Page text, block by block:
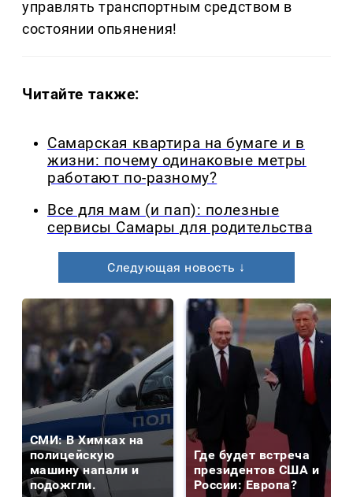
управлять транспортным средством в
состоянии опьянения!
Читайте также:
Самарская квартира на бумаге и в
жизни: почему одинаковые метры
работают по-разному?
Все для мам (и пап): полезные
сервисы Самары для родительства
Следующая новость ↓
СМИ: В Химках на
полицейскую
машину напали и
подожгли.
Где будет встреча
президентов США и
России: Европа?